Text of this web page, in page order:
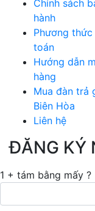
Chính sách
hành
Phương thức
toán
Hướng dẫn
hàng
Mua đàn trả
Biên Hòa
Liên hệ
ĐĂNG KÝ
1 + tám bằng mấy ?